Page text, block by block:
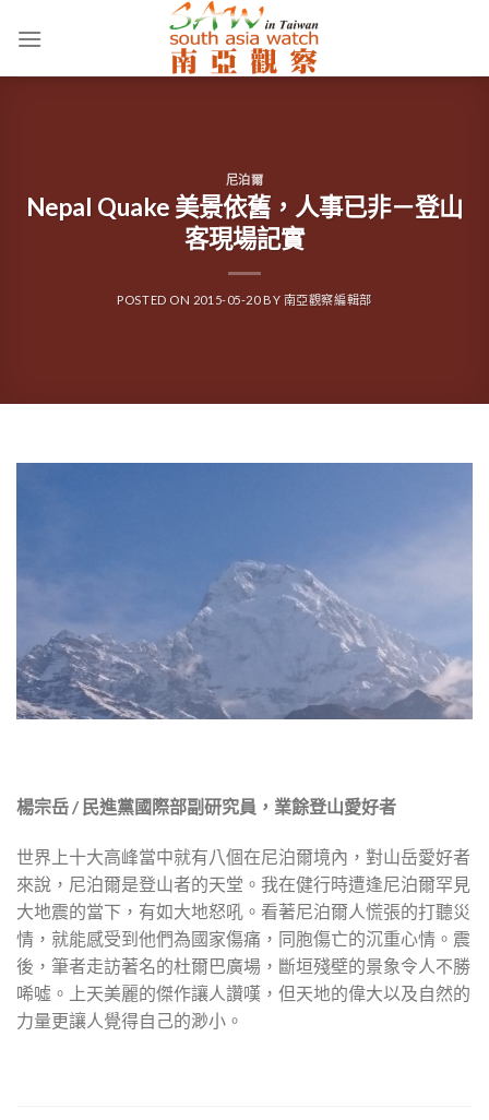
尼泊爾
Nepal Quake 美景依舊，人事已非－登山
客現場記實
POSTED ON 2015-05-20BY 南亞觀察編輯部
楊宗岳 / 民進黨國際部副研究員，業餘登山愛好者
世界上十大高峰當中就有八個在尼泊爾境內，對山岳愛好者
來說，尼泊爾是登山者的天堂。我在健行時遭逢尼泊爾罕見
大地震的當下，有如大地怒吼。看著尼泊爾人慌張的打聽災
情，就能感受到他們為國家傷痛，同胞傷亡的沉重心情。震
後，筆者走訪著名的杜爾巴廣場，斷垣殘壁的景象令人不勝
唏噓。上天美麗的傑作讓人讚嘆，但天地的偉大以及自然的
力量更讓人覺得自己的渺小。